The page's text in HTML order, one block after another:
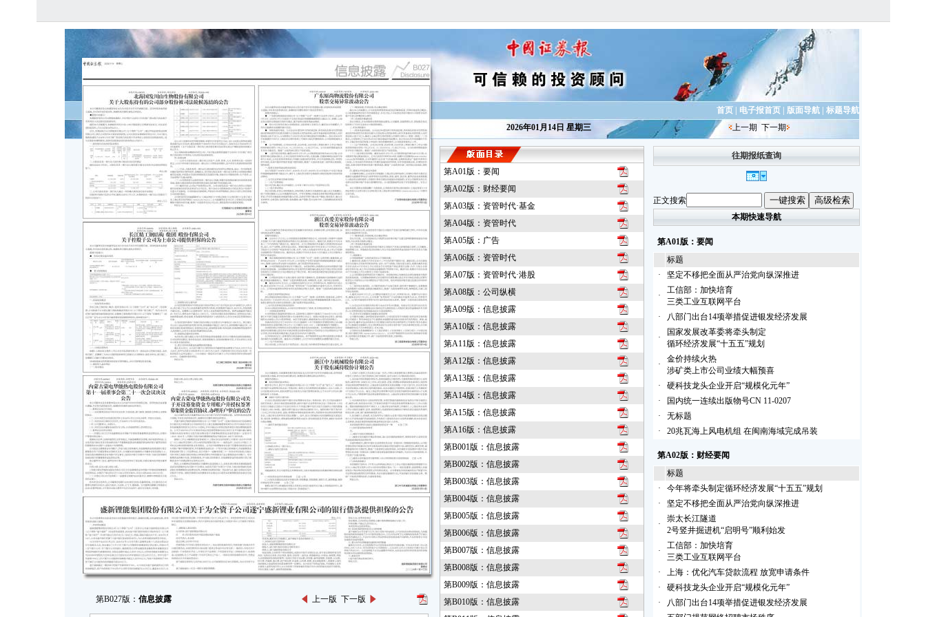
第B027版： 信息披露 上一版 下一版
首页| 电子报首页| 版面导航| 标题导航
2026年01月14日 星期三
上一期 下一期
第A01版：要闻
第A02版：财经要闻
第A03版：资管时代·基金
第A04版：资管时代
第A05版：广告
第A06版：资管时代
第A07版：资管时代·港股
第A08版：公司纵横
第A09版：信息披露
第A10版：信息披露
第A11版：信息披露
第A12版：信息披露
第A13版：信息披露
第A14版：信息披露
第A15版：信息披露
第A16版：信息披露
第B001版：信息披露
第B002版：信息披露
第B003版：信息披露
第B004版：信息披露
第B005版：信息披露
第B006版：信息披露
第B007版：信息披露
第B008版：信息披露
第B009版：信息披露
第B010版：信息披露
往期报纸查询
正文搜索
本期快速导航
第A01版：要闻
标题
·
坚定不移把全面从严治党向纵深推进
·
工信部：加快培育
三类工业互联网平台
·
八部门出台14项举措促进银发经济发展
·
国家发展改革委将牵头制定
循环经济发展“十五五”规划
·
金价持续火热
涉矿类上市公司业绩大幅预喜
·
硬科技龙头企业开启“规模化元年”
·
国内统一连续出版物号CN 11-0207
·
无标题
·
20兆瓦海上风电机组 在闽南海域完成吊装
第A02版：财经要闻
标题
·
今年将牵头制定循环经济发展“十五五”规划
·
坚定不移把全面从严治党向纵深推进
·
崇太长江隧道
2号竖井掘进机“启明号”顺利始发
·
工信部：加快培育
三类工业互联网平台
·
上海：优化汽车贷款流程 放宽申请条件
·
硬科技龙头企业开启“规模化元年”
·
八部门出台14项举措促进银发经济发展